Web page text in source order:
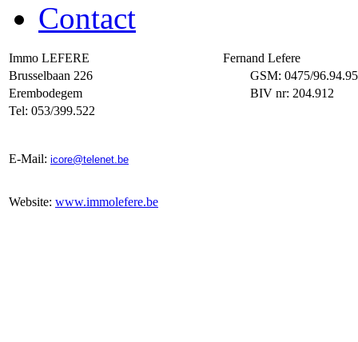
Contact
Immo LEFERE
Fernand Lefere
Brusselbaan 226
GSM: 0475/96.94.95
Erembodegem
BIV nr: 204.912
Tel: 053/399.522
E-Mail: icore@telenet.be
Website: www.immolefere.be